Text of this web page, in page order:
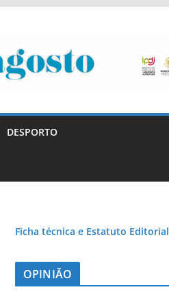
DESPORTO
Ficha técnica e Estatuto Editorial
OPINIÃO